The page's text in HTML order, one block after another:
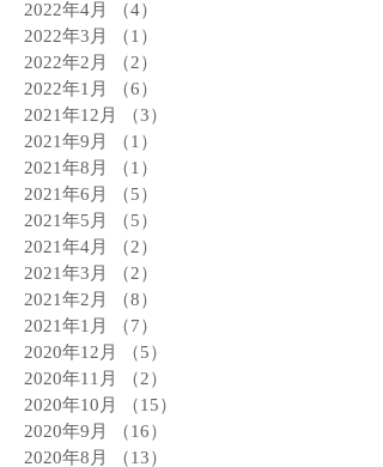
2022年4月
（4）
2022年3月
（1）
2022年2月
（2）
2022年1月
（6）
2021年12月
（3）
2021年9月
（1）
2021年8月
（1）
2021年6月
（5）
2021年5月
（5）
2021年4月
（2）
2021年3月
（2）
2021年2月
（8）
2021年1月
（7）
2020年12月
（5）
2020年11月
（2）
2020年10月
（15）
2020年9月
（16）
2020年8月
（13）